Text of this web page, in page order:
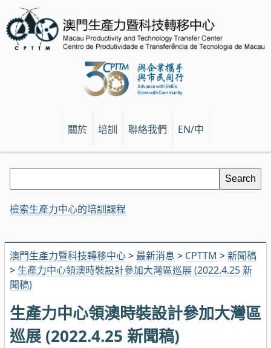
關於 培訓 聯絡我們 EN/中
澳門生產力暨科技轉移中心> 最新消息 > CPTTM >新聞稿
> 生產力中心領澳時裝設計參加大灣區巡展 (2022.4.25 新
聞稿)
生產力中心領澳時裝設計參加大灣區
巡展 (2022.4.25 新聞稿)
檢索生產力中心的培訓課程